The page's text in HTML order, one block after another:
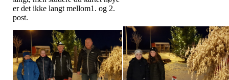
er det ikke langt mellom1. og 2.
post.